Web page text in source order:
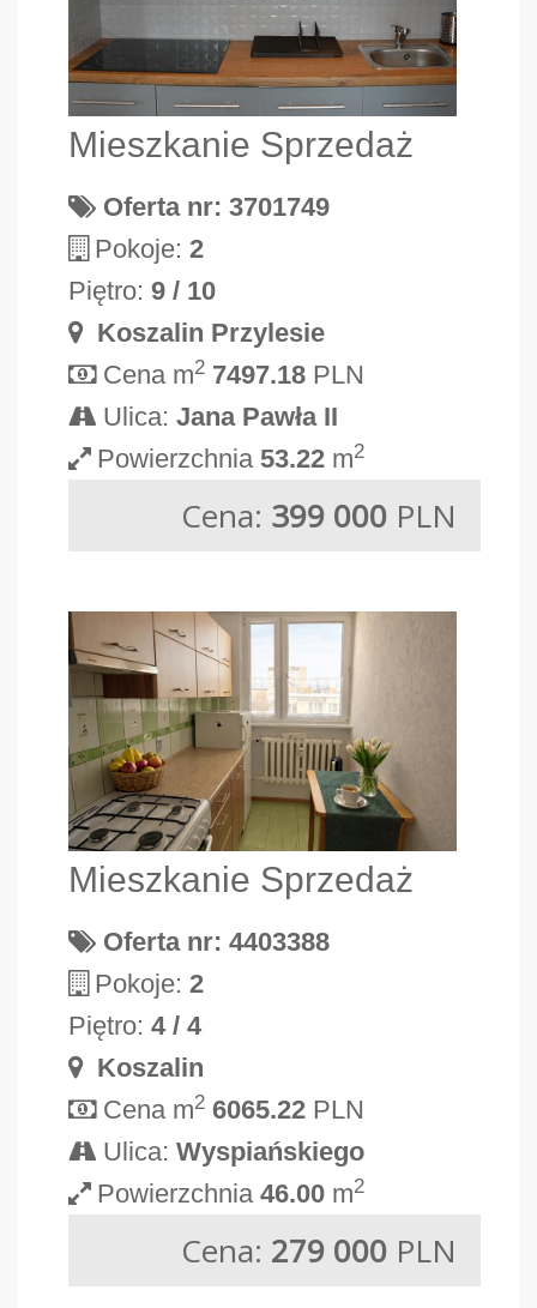
Mieszkanie Sprzedaż
Oferta nr: 3701749
Pokoje:2
Piętro:9 / 10
Koszalin Przylesie
Cena m2 7497.18 PLN
Ulica:Jana Pawła II
Powierzchnia53.22 m2
Cena: 399 000 PLN
Mieszkanie Sprzedaż
Oferta nr: 4403388
Pokoje:2
Piętro:4 / 4
Koszalin
Cena m2 6065.22 PLN
Ulica:Wyspiańskiego
Powierzchnia46.00 m2
Cena: 279 000 PLN